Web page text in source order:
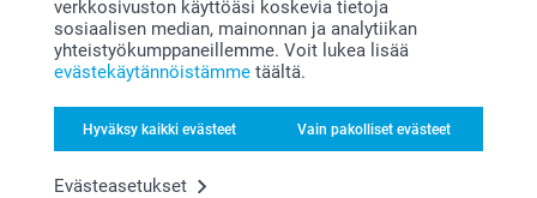
verkkosivuston käyttöäsi koskevia tietoja
sosiaalisen median, mainonnan ja analytiikan
yhteistyökumppaneillemme. Voit lukea lisää
evästekäytännöistämme täältä.
Hyväksy kaikki evästeet Vain pakolliset evästeet
Evästeasetukset
Olemme täällä sinun vuoksesi